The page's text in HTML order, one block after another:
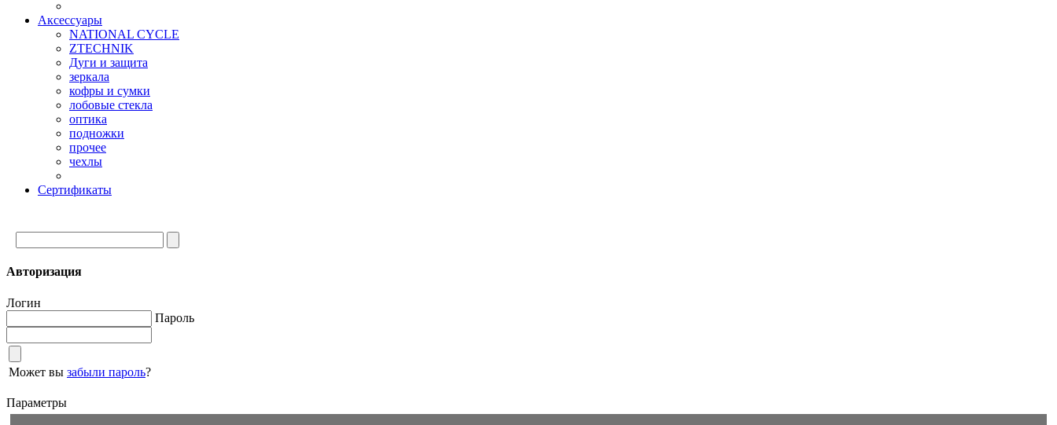
Аксессуары
NATIONAL CYCLE
ZTECHNIK
Дуги и защита
зеркала
кофры и сумки
лобовые стекла
оптика
подножки
прочее
чехлы
Сертификаты
Авторизация
Логин
Пароль
Может вы забыли пароль?
Параметры